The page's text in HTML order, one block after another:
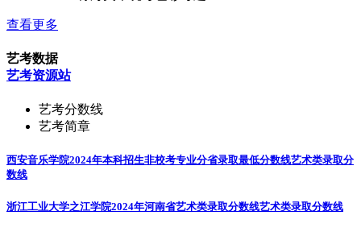
查看更多
艺考数据
艺考资源站
艺考分数线
艺考简章
西安音乐学院2024年本科招生非校考专业分省录取最低分数线艺术类录取分
数线
浙江工业大学之江学院2024年河南省艺术类录取分数线艺术类录取分数线